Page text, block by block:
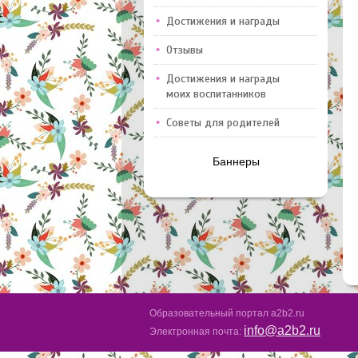
Достижения и награды
Отзывы
Достижения и награды
моих воспитанников
Советы для родителей
Баннеры
Образовательный портал a2b2.ru
Электронная почта: info@a2b2.ru